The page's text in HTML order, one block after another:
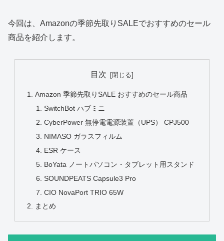
今回は、Amazonの季節先取りSALEでおすすめのセール
商品を紹介します。
目次
Amazon 季節先取りSALE おすすめのセール商品
SwitchBot ハブミニ
CyberPower 無停電電源装置（UPS） CPJ500
NIMASO ガラスフィルム
ESR ケース
BoYata ノートパソコン・タブレット用スタンド
SOUNDPEATS Capsule3 Pro
CIO NovaPort TRIO 65W
まとめ